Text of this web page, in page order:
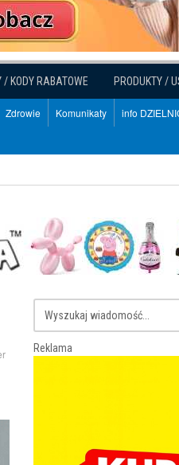
/ KODY RABATOWE PRODUKTY /
Zdrowie Komunikaty info
Reklama